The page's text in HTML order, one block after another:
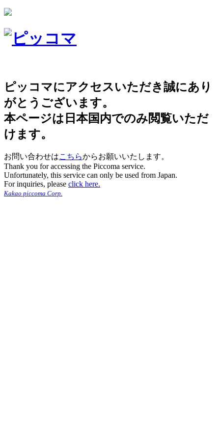
ピッコマにアクセスいただき誠にあり
がとうございます。
本ページは日本国内でのみ閲覧いただ
けます。
お問い合わせはこちらからお願いいたします。
Thank you for accessing the Piccoma service.
Unfortunately, this service can only be used from Japan.
For inquiries, please click here.
Kakao piccoma Corp.